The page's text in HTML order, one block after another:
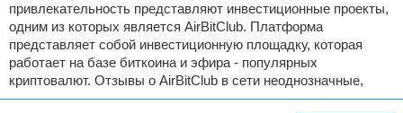
привлекательность представляют инвестиционные проекты,
одним из которых является AirBitClub. Платформа
представляет собой инвестиционную площадку, которая
работает на базе биткоина и эфира - популярных
криптовалют. Отзывы о AirBitClub в сети неоднозначные,